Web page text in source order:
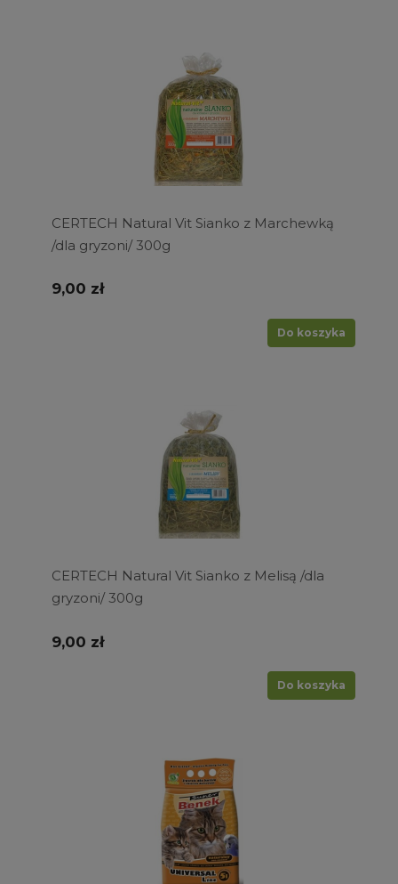
CERTECH Natural Vit Sianko z Marchewką
/dla gryzoni/ 300g
9,00 zł
Do koszyka
CERTECH Natural Vit Sianko z Melisą /dla
gryzoni/ 300g
9,00 zł
Do koszyka